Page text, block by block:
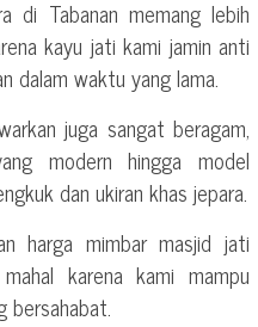
di Tabanan memang lebih
kayu jati kami jamin anti
dalam waktu yang lama.
juga sangat beragam,
modern hingga model
dan ukiran khas jepara.
harga mimbar masjid jati
karena kami mampu
bersahabat.